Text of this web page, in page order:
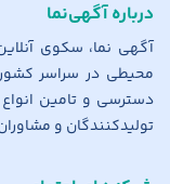
درباره آگهی‌نما
آگهی نما، سکوی
محیطی در سراسر
دسترسی و تامین انواع
تولیدکنندگان و